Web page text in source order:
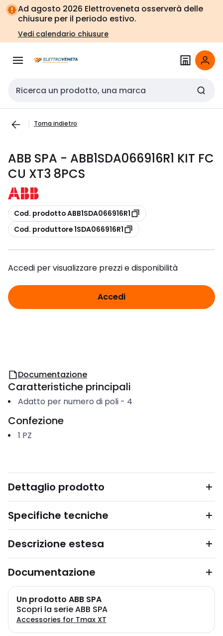
Vai alla
navigazione
Vai
alla
pagina
Ad agosto 2026 Elettroveneta osserverà delle
chiusure per il periodo estivo.
Vedi calendario chiusure
Cerca input
Torna indietro
ABB SPA - ABB1SDA066916R1 KIT FC
CU XT3 8PCS
copia
Cod. prodotto ABB1SDA066916R1
copia
Cod. produttore 1SDA066916R1
Accedi per visualizzare prezzi e disponibilità
Accedi
Documentazione
Caratteristiche principali
Adatto per numero di poli- 4
Confezione
1 PZ
Dettaglio prodotto
Specifiche tecniche
Descrizione estesa
Documentazione
Un prodotto ABB SPA
Scopri la serie ABB SPA
Accessories for Tmax XT